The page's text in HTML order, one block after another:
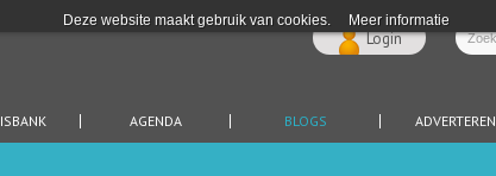
Deze website maakt gebruik van cookies. Meer informatie
Login
AGENDA BLOGS ADVERTEREN